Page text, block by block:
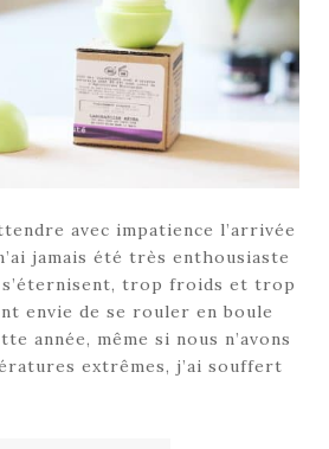
avec impatience l’arrivée
jamais été très enthousiaste
s’éternisent, trop froids et trop
envie de se rouler en boule
année, même si nous n’avons
extrêmes, j’ai souffert